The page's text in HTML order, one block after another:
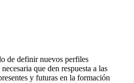
de definir nuevos perfiles
que den respuesta a las
y futuras en la formación